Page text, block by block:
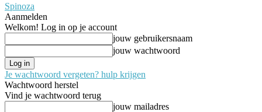
Spinoza
Aanmelden
Welkom! Log in op je account
jouw gebruikersnaam
jouw wachtwoord
Je wachtwoord vergeten? hulp krijgen
Wachtwoord herstel
Vind je wachtwoord terug
jouw mailadres